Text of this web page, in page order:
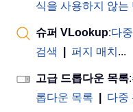
식을 사용하지 않는
슈퍼 VLookup:다
검색
퍼지 매치 ...
고급 드롭다운 목록:
롭다운 목록
다중